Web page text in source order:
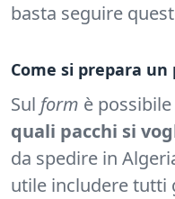
basta seguire
Come si prepara un
Sul form è
quali pacchi si
da spedire in
utile includere tutti